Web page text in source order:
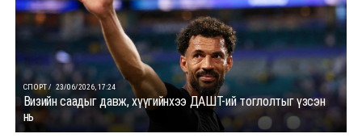
СПОРТ / 23/06/2026, 17:24
Визийн саадыг давж, хүүгийнхээ ДАШТ-ий тоглолтыг үзсэн
нь